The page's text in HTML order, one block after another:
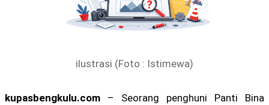
ilustrasi (Foto : Istimewa)
kupasbengkulu.com – Seorang penghuni Panti Bina